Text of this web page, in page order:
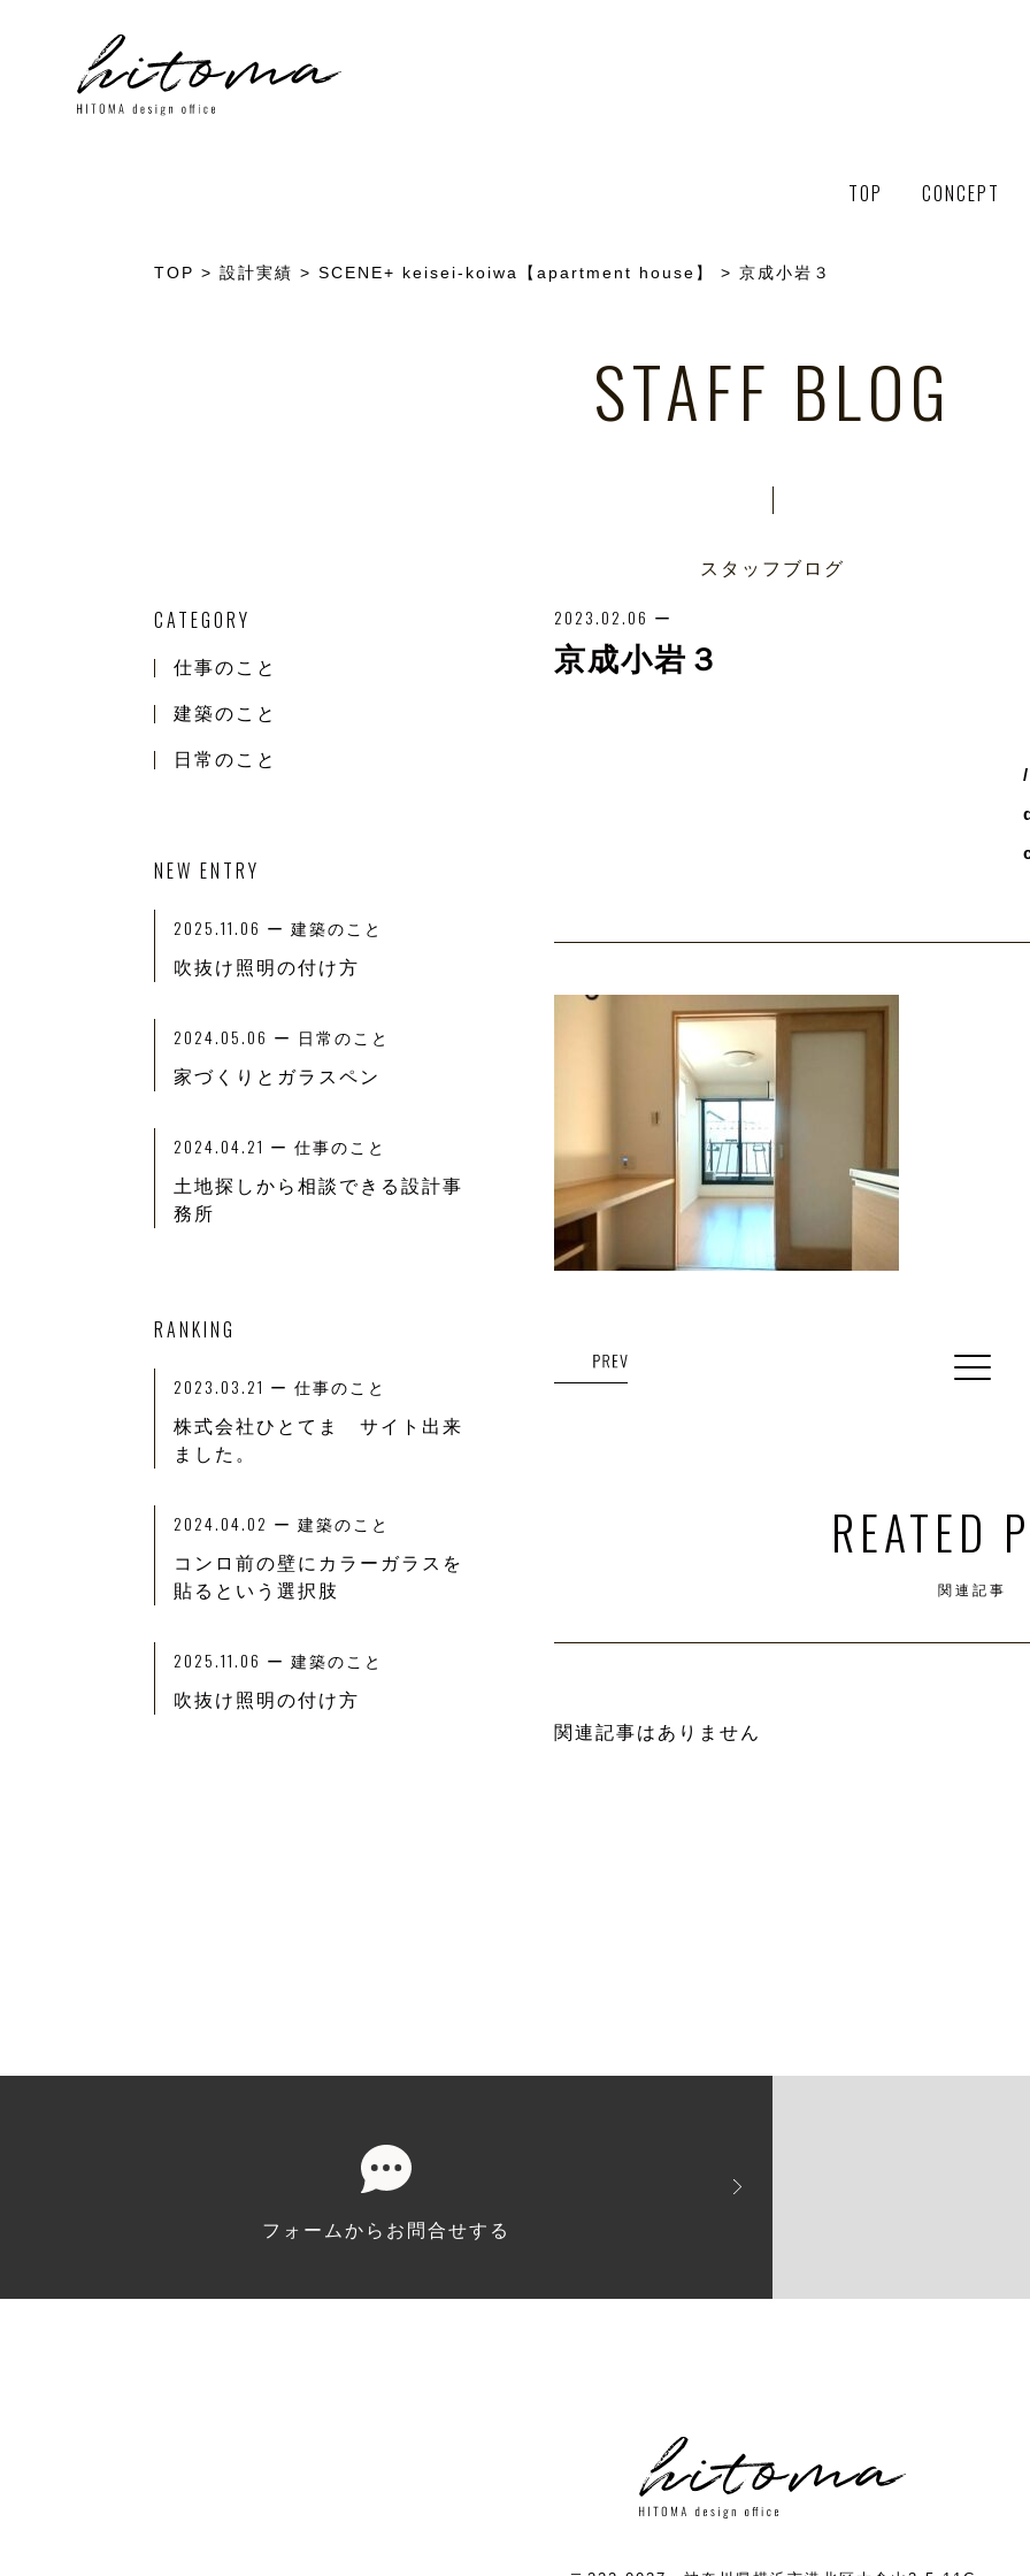
TOP CONCEPT
TOP >設計実績 >SCENE+ keisei-koiwa【apartment house】 >京成小岩３
STAFF BLOG
スタッフブログ
2023.02.06 ー
京成小岩３
REATED
関連記事
関連記事はありません
CATEGORY
仕事のこと
建築のこと
日常のこと
NEW ENTRY
2025.11.06 ー 建築のこと
吹抜け照明の付け方
2024.05.06 ー 日常のこと
家づくりとガラスペン
2024.04.21 ー 仕事のこと
土地探しから相談できる設計事
務所
RANKING
2023.03.21 ー仕事のこと
株式会社ひとてま サイト出来
ました。
2024.04.02 ー建築のこと
コンロ前の壁にカラーガラスを
貼るという選択肢
2025.11.06 ー建築のこと
吹抜け照明の付け方
フォームから お問合せする